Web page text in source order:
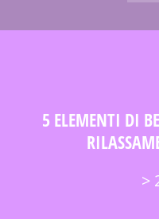
5 ELEMENTI DI
>